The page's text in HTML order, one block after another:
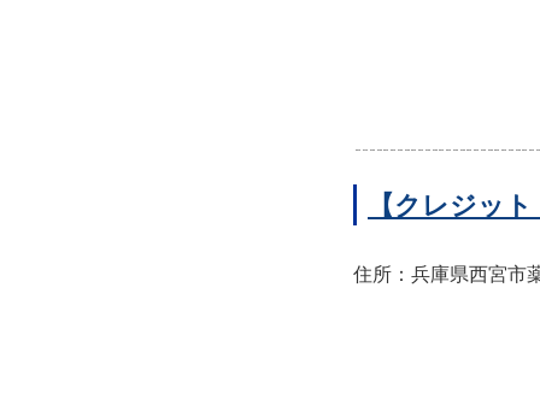
【クレジッ
住所：兵庫県西宮市